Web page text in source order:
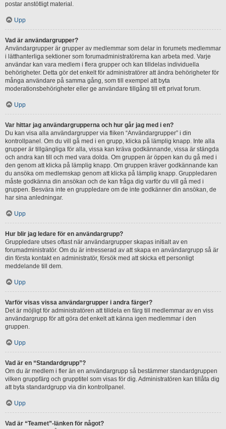
postar anstötligt material.
Upp
Vad är användargrupper?
Användargrupper är grupper av medlemmar som delar in forumets medlemmar
i lätthanterliga sektioner som forumadministratörerna kan arbeta med. Varje
användar kan vara medlem i flera grupper och kan tilldelas individuella
behörigheter. Detta gör det enkelt för administratörer att ändra behörigheter för
många användare på samma gång, som till exempel att byta
moderationsbehörigheter eller ge användare tillgång till ett privat forum.
Upp
Var hittar jag användargrupperna och hur går jag med i en?
Du kan visa alla användargrupper via fliken “Användargrupper” i din
kontrollpanel. Om du vill gå med i en grupp, klicka på lämplig knapp. Inte alla
grupper är tillgängliga för alla, vissa kan kräva godkännande, vissa är stängda
och andra kan till och med vara dolda. Om gruppen är öppen kan du gå med i
den genom att klicka på lämplig knapp. Om gruppen kräver godkännande kan
du ansöka om medlemskap genom att klicka på lämplig knapp. Gruppledaren
måste godkänna din ansökan och de kan fråga dig varför du vill gå med i
gruppen. Besvära inte en gruppledare om de inte godkänner din ansökan, de
har sina anledningar.
Upp
Hur blir jag ledare för en användargrupp?
Gruppledare utses oftast när användargrupper skapas initialt av en
forumadministratör. Om du är intresserad av att skapa en användargrupp så är
din första kontakt en administratör, försök med att skicka ett personligt
meddelande till dem.
Upp
Varför visas vissa användargrupper i andra färger?
Det är möjligt för administratören att tilldela en färg till medlemmar av en viss
användargrupp för att göra det enkelt att känna igen medlemmar i den
gruppen.
Upp
Vad är en “Standardgrupp”?
Om du är medlem i fler än en användargrupp så bestämmer standardgruppen
vilken gruppfärg och grupptitel som visas för dig. Administratören kan tillåta dig
att byta standardgrupp via din kontrollpanel.
Upp
Vad är “Teamet”-länken för något?